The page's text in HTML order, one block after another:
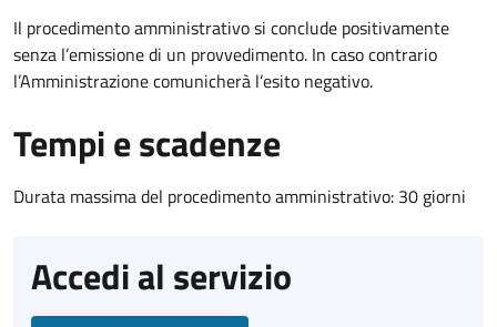
Il procedimento amministrativo si conclude positivamente
senza l’emissione di un provvedimento. In caso contrario
l’Amministrazione comunicherà l’esito negativo.
Tempi e scadenze
Durata massima del procedimento amministrativo: 30 giorni
Accedi al servizio